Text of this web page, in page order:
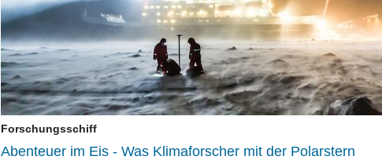
Forschungsschiff
Abenteuer im Eis - Was Klimaforscher mit der Polarstern